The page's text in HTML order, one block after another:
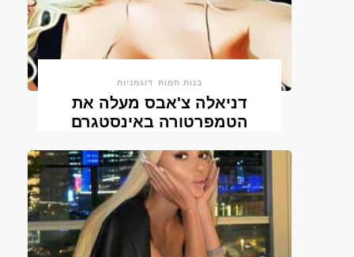
בנות חמות דוגמניות
דניאלה צ'אבס מעלה את
הטמפרטורה באינסטגרם